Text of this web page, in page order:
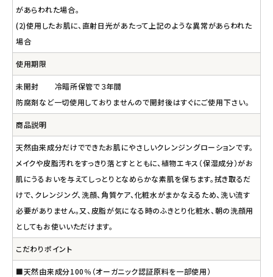
があらわれた場合。
(2)使用したお肌に、直射日光があたって上記のような異常があらわれた
場合
使用期限
未開封 冷暗所保管で３年間
防腐剤など一切使用しておりませんので開封後はすぐにご使用下さい。
商品説明
天然由来成分だけでできたお肌にやさしいクレンジングローションです。
メイクや皮脂汚れをすっきり落とすとともに、植物エキス（保湿成分）がお
肌にうるおいを与えてしっとりとなめらかな素肌を保ちます。拭き取るだ
けで、クレンジング、洗顔、角質ケア、化粧水がまかなえるため、洗い流す
必要がありません。又、皮脂が気になる時のふきとり化粧水、朝の洗顔用
としてもお使いいただけます。
こだわりポイント
■天然由来成分100％（オーガニック認証原料を一部使用）